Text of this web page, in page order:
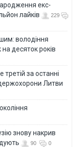
екс-
лайків
229
володіння
десяток років
за останні
Литви
знову накрив
90 0